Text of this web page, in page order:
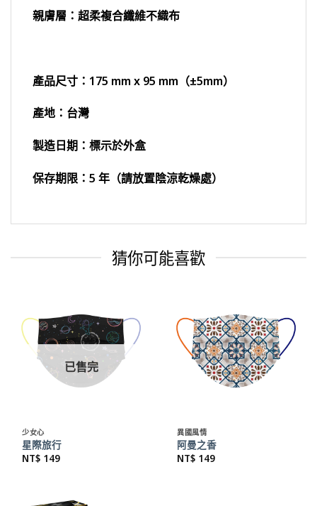
親膚層：超柔複合纖維不織布
產品尺寸：175 mm x 95 mm（±5mm）
產地：台灣
製造日期：標示於外盒
保存期限：5 年（請放置陰涼乾燥處）
猜你可能喜歡
已售完
少女心
星際旅行
NT$ 149
異國風情
阿曼之香
NT$ 149